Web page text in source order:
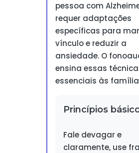
pessoa com
requer adaptações
específicas para
vínculo e reduzir a
ansiedade. O
ensina essas
essenciais às
Princípios
Fale devagar e
claramente, use